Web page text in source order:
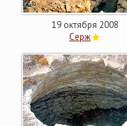
19 октября 2008
Серж